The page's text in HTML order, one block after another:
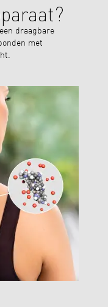
draagbare
met